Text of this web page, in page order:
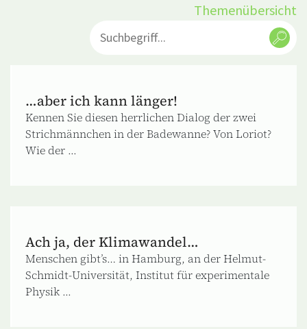
Themenübersicht
…aber ich kann länger!
Kennen Sie diesen herrlichen Dialog der zwei
Strichmännchen in der Badewanne? Von Loriot?
Wie der ...
Ach ja, der Klimawandel…
Menschen gibt’s… in Hamburg, an der Helmut-
Schmidt-Universität, Institut für experimentale
Physik ...